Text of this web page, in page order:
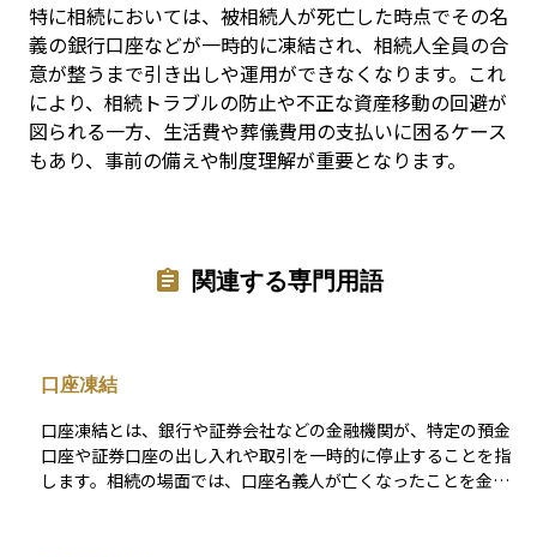
特に相続においては、被相続人が死亡した時点でその名
義の銀行口座などが一時的に凍結され、相続人全員の合
意が整うまで引き出しや運用ができなくなります。これ
により、相続トラブルの防止や不正な資産移動の回避が
図られる一方、生活費や葬儀費用の支払いに困るケース
もあり、事前の備えや制度理解が重要となります。
関連する専門用語
口座凍結
口座凍結とは、銀行や証券会社などの金融機関が、特定の預金
口座や証券口座の出し入れや取引を一時的に停止することを指
します。相続の場面では、口座名義人が亡くなったことを金融